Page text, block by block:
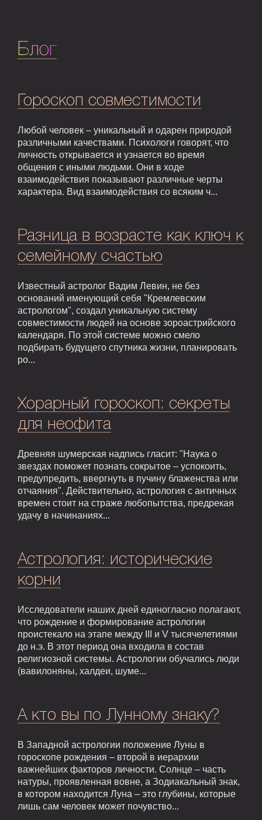
Блог
Гороскоп совместимости
Любой человек – уникальный и одарен природой
различными качествами. Психологи говорят, что
личность открывается и узнается во время
общения с иными людьми. Они в ходе
взаимодействия показывают различные черты
характера. Вид взаимодействия со всяким ч...
Разница в возрасте как ключ к
семейному счастью
Известный астролог Вадим Левин, не без
оснований именующий себя "Кремлевским
астрологом", создал уникальную систему
совместимости людей на основе зороастрийского
календаря. По этой системе можно смело
подбирать будущего спутника жизни, планировать
ро...
Хорарный гороскоп: секреты
для неофита
Древняя шумерская надпись гласит: "Наука о
звездах поможет познать сокрытое – успокоить,
предупредить, ввергнуть в пучину блаженства или
отчаяния". Действительно, астрология с античных
времен стоит на страже любопытства, предрекая
удачу в начинаниях...
Астрология: исторические
корни
Исследователи наших дней единогласно полагают,
что рождение и формирование астрологии
проистекало на этапе между III и V тысячелетиями
до н.э. В этот период она входила в состав
религиозной системы. Астрологии обучались люди
(вавилоняны, халдеи, шуме...
А кто вы по Лунному знаку?
В Западной астрологии положение Луны в
гороскопе рождения – второй в иерархии
важнейших факторов личности. Солнце – часть
натуры, проявленная вовне, а Зодиакальный знак,
в котором находится Луна – это глубины, которые
лишь сам человек может почувство...